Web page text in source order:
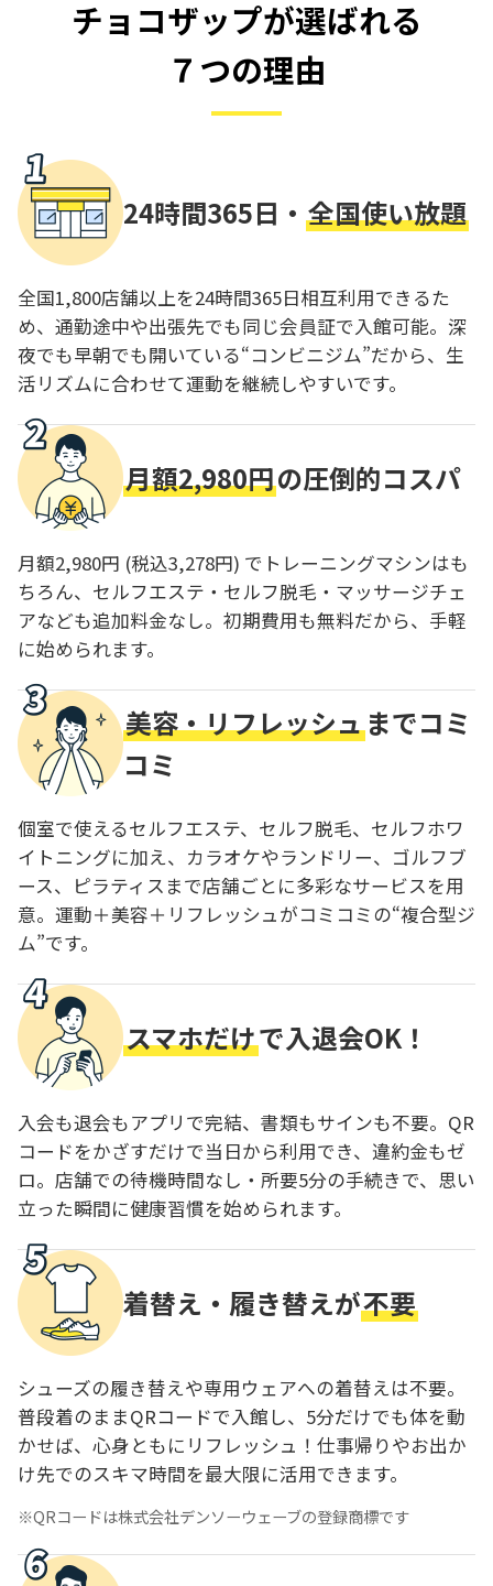
チョコザップが選ばれる
７つの理由
24時間365日・ 全国使い放題
全国1,800店舗以上を24時間365日相互利用できるた
め、通勤途中や出張先でも同じ会員証で入館可能。深
夜でも早朝でも開いている“コンビニジム”だから、生
活リズムに合わせて運動を継続しやすいです。
月額2,980円の圧倒的コスパ
月額2,980円 (税込3,278円) でトレーニングマシンはも
ちろん、セルフエステ・セルフ脱毛・マッサージチェ
アなども追加料金なし。初期費用も無料だから、手軽
に始められます。
美容・リフレッシュまでコミ
コミ
個室で使えるセルフエステ、セルフ脱毛、セルフホワ
イトニングに加え、カラオケやランドリー、ゴルフブ
ース、ピラティスまで店舗ごとに多彩なサービスを用
意。運動＋美容＋リフレッシュがコミコミの“複合型ジ
ム”です。
スマホだけで入退会OK！
入会も退会もアプリで完結、書類もサインも不要。QR
コードをかざすだけで当日から利用でき、違約金もゼ
ロ。店舗での待機時間なし・所要5分の手続きで、思い
立った瞬間に健康習慣を始められます。
着替え・履き替えが不要
シューズの履き替えや専用ウェアへの着替えは不要。
普段着のままQRコードで入館し、5分だけでも体を動
かせば、心身ともにリフレッシュ！仕事帰りやお出か
け先でのスキマ時間を最大限に活用できます。
QRコードは株式会社デンソーウェーブの登録商標です